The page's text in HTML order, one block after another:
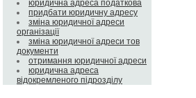
юридична адреса податкова
придбати юридичну адресу
зміна юридичної адреси
організації
зміна юридичної адреси тов
документи
отримання юридичної адреси
юридична адреса
відокремленого підрозділу